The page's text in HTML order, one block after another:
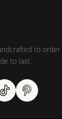
to
to last.